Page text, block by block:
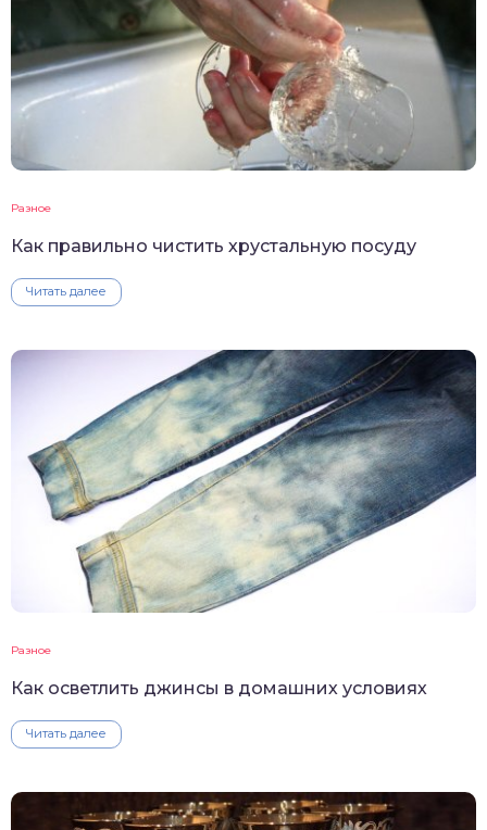
Разное
Как правильно чистить хрустальную посуду
Читать далее
Разное
Как осветлить джинсы в домашних условиях
Читать далее